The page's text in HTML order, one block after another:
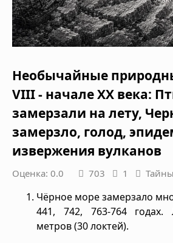
Необычайные
VIII - начале XX века:
замерзали на лету,
замерзло, голод,
извержения вулканов
Оценка: 0.0 703 1
Чёрное море замерзало
441, 742, 763-764 годах.
метров (30 локтей).